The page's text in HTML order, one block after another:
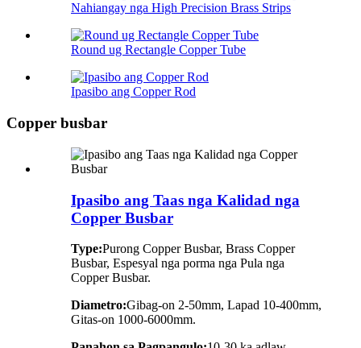
Nahiangay nga High Precision Brass Strips
Round ug Rectangle Copper Tube
Ipasibo ang Copper Rod
Copper busbar
Ipasibo ang Taas nga Kalidad nga
Copper Busbar
Type:Purong Copper Busbar, Brass Copper
Busbar, Espesyal nga porma nga Pula nga
Copper Busbar.
Diametro:Gibag-on 2-50mm, Lapad 10-400mm,
Gitas-on 1000-6000mm.